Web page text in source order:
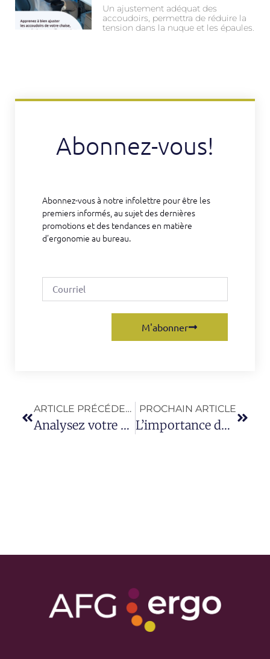
Un ajustement adéquat des
accoudoirs, permettra de réduire la
tension dans la nuque et les épaules.
Abonnez-vous!
Abonnez-vous à notre infolettre pour être les
premiers informés, au sujet des dernières
promotions et des tendances en matière
d’ergonomie au bureau.
M'abonner
ARTICLE PRÉCÉDENT
Analysez votre espace de travail!
PROCHAIN ARTICLE
L’importance du dossier de votre chaise